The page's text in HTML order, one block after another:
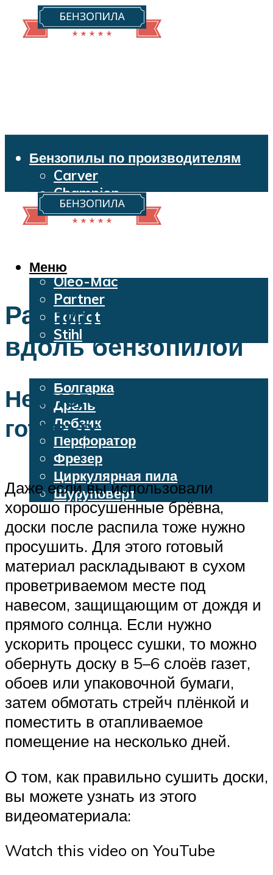
Бензопилы по производителям
Carver
Champion
Echo
Husqvarna
Makita
Oleo-Mac
Partner
Patriot
Stihl
Бензопилы
Болгарка
Дрель
Лобзик
Перфоратор
Фрезер
Циркулярная пила
Шуруповерт
Меню
Меню
Распил бревна
вдоль бензопилой
Немного о сушке
готовых слэбов
Даже если вы использовали
хорошо просушенные брёвна,
доски после распила тоже нужно
просушить. Для этого готовый
материал раскладывают в сухом
проветриваемом месте под
навесом, защищающим от дождя и
прямого солнца. Если нужно
ускорить процесс сушки, то можно
обернуть доску в 5–6 слоёв газет,
обоев или упаковочной бумаги,
затем обмотать стрейч плёнкой и
поместить в отапливаемое
помещение на несколько дней.
О том, как правильно сушить доски,
вы можете узнать из этого
видеоматериала:
Watch this video on YouTube